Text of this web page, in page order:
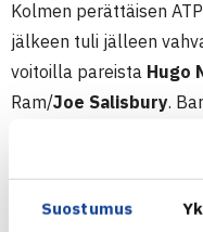
Suostumus
Kolmen perättäisen
jälkeen tuli jälleen
voitoilla pareista Hugo
Ram/Joe Salisbury.
kanssa; viime